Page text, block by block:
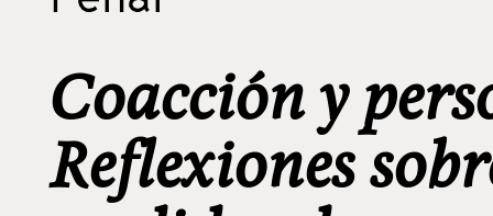
Coacción y
Reflexiones